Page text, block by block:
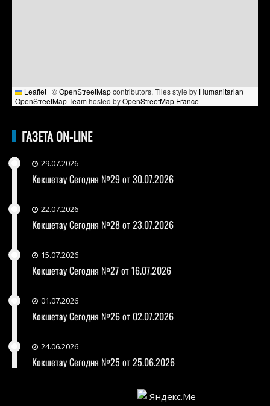
Leaflet | ©OpenStreetMapcontributors, Tiles style by Humanitarian
OpenStreetMap Teamhosted byOpenStreetMap France
ГАЗЕТА ON-LINE
29.07.2026
Кокшетау Сегодня №29 от 30.07.2026
22.07.2026
Кокшетау Сегодня №28 от 23.07.2026
15.07.2026
Кокшетау Сегодня №27 от 16.07.2026
01.07.2026
Кокшетау Сегодня №26 от 02.07.2026
24.06.2026
Кокшетау Сегодня №25 от 25.06.2026